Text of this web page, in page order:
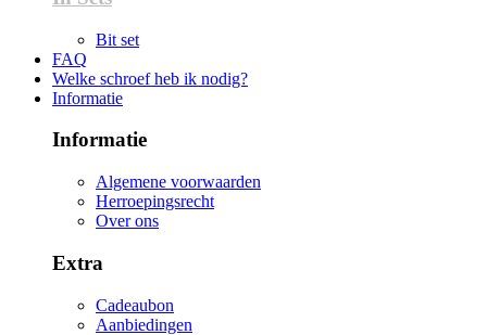
Bit set
FAQ
Welke schroef heb ik nodig?
Informatie
Informatie
Algemene voorwaarden
Herroepingsrecht
Over ons
Extra
Cadeaubon
Aanbiedingen